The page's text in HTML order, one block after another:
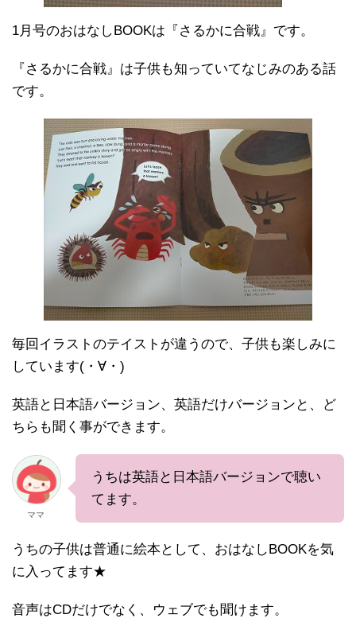
1月号のおはなしBOOKは『さるかに合戦』です。
『さるかに合戦』は子供も知っていてなじみのある話
です。
毎回イラストのテイストが違うので、子供も楽しみに
しています(・∀・)
英語と日本語バージョン、英語だけバージョンと、ど
ちらも聞く事ができます。
ママ
うちは英語と日本語バージョンで聴い
てます。
うちの子供は普通に絵本として、おはなしBOOKを気
に入ってます★
音声はCDだけでなく、ウェブでも聞けます。